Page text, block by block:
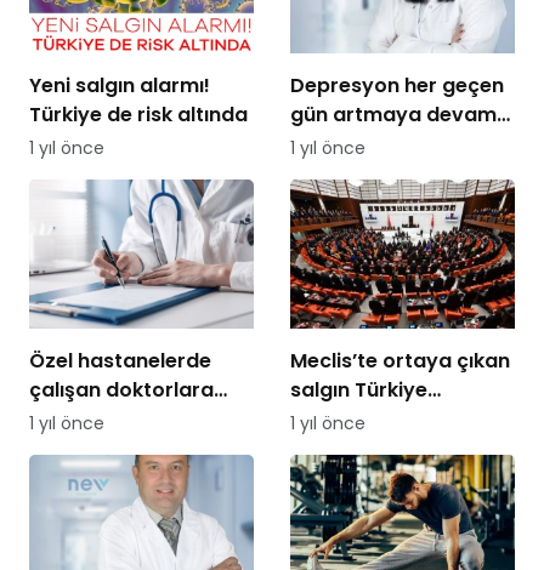
Yeni salgın alarmı!
Türkiye de risk altında
1 yıl önce
Depresyon her geçen
gün artmaya devam
ediyor!
1 yıl önce
Özel hastanelerde
çalışan doktorlara
yeni statü: SSK’lı
hekim dönemi
başlıyor
1 yıl önce
Meclis’te ortaya çıkan
salgın Türkiye
geneline yayıldı
1 yıl önce